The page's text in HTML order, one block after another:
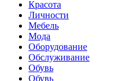
Красота
Личности
Мебель
Мода
Оборудование
Обслуживание
Обувь
Обувь